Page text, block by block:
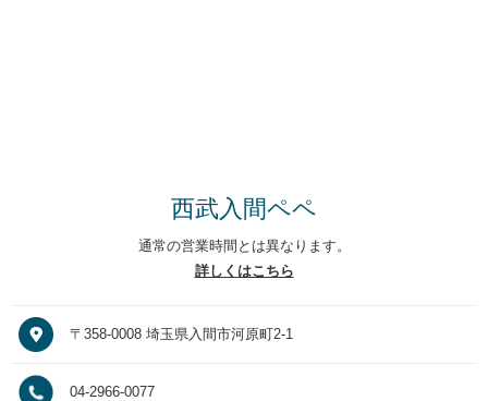
西武入間ペペ
通常の営業時間とは異なります。
詳しくはこちら
〒358-0008 埼玉県入間市河原町2-1
04-2966-0077